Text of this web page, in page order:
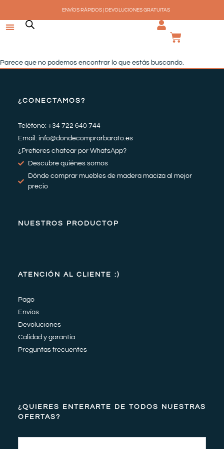
contenido
ENVÍOS RÁPIDOS | DEVOLUCIONES GRATUITAS
Parece que no podemos encontrar lo que estás buscando.
¿CONECTAMOS?
Teléfono: +34 722 640 744
Email: info@dondecomprarbarato.es
¿Prefieres chatear por WhatsApp?
Descubre quiénes somos
Dónde comprar muebles de madera maciza al mejor
precio
NUESTROS PRODUCTOP
ATENCIÓN AL CLIENTE :)
Pago
Envíos
Devoluciones
Calidad y garantía
Preguntas frecuentes
¿QUIERES ENTERARTE DE TODOS NUESTRAS
OFERTAS?